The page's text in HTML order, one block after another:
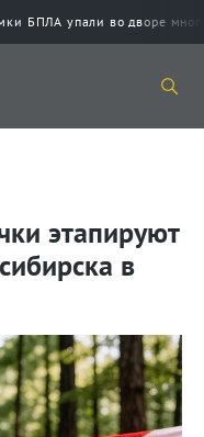
БПЛА упали во дворе
этапируют
в